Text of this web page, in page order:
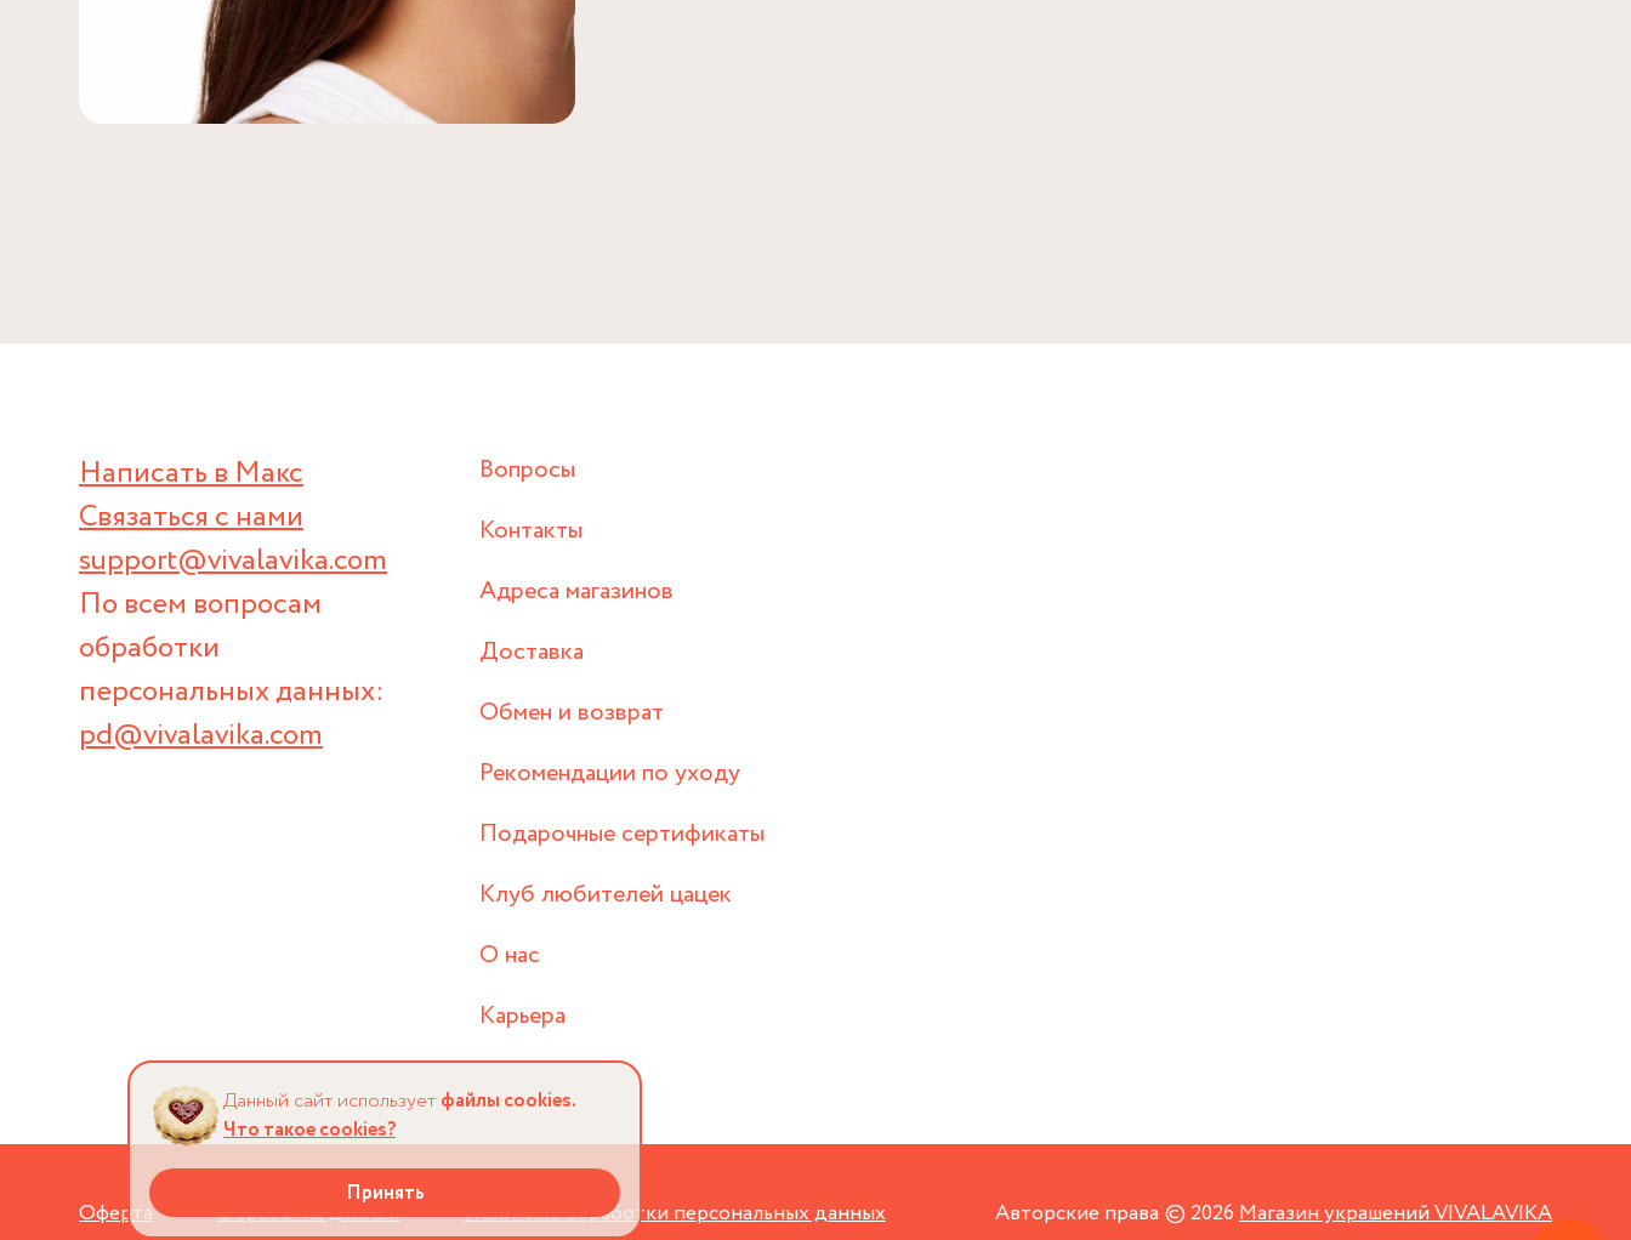
Написать в Макс
Связаться с нами
support@vivalavika.com
По всем вопросам
обработки
персональных данных:
pd@vivalavika.com
Вопросы
Контакты
Адреса магазинов
Доставка
Обмен и возврат
Рекомендации по уходу
Подарочные сертификаты
Клуб любителей цацек
О нас
Карьера
Оферта Обработка данных Политика обработки персональных данных Авторские права © 2026Магазин украшений VIVALAVIKA
Данный сайт использует файлы cookies.
Что такое cookies?
Принять